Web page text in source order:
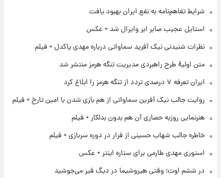
۱ روز پیش
شارژ جدید کالابرگ برای سه دهک؛ جزئیات اعلام
۱ روز پیش
شاهین، کوییک، اطلس، سهند و ساینا با اقساط
بلندمدت + جدول
سیگنال‌های جدید برای بازار طلا؛ پیش‌بینی
شرایط تفاهم‌نامه به نفع ایران بهبود یافت
استایل عجیب صابر ابر وایرال شد + عکس
نظرات شنیدنی نیک آفرید سماواتی درباره مهدی پاکدل + فیلم
متن اولیۀ طرح راهبردی مدیریت تنگه هرمز منتشر شد
ایران تعرفه ۷ درصدی تردد از تنگه هرمز را ابلاغ کرد
روایت جالب نیک آفرین سماواتی از هم بازی شدن با امین تارخ + فیلم
هنرنمایی روزبه حصاری آن هم بدون بدلکار + فیلم
خاطره جالب شهاب حسینی از فرار در دوره سربازی + فیلم
استوری مهدی طارمی برای ستاره اینتر + عکس
در ششم اوت؛ وقتی هیروشیما در دیگ قیر می‌جوشید